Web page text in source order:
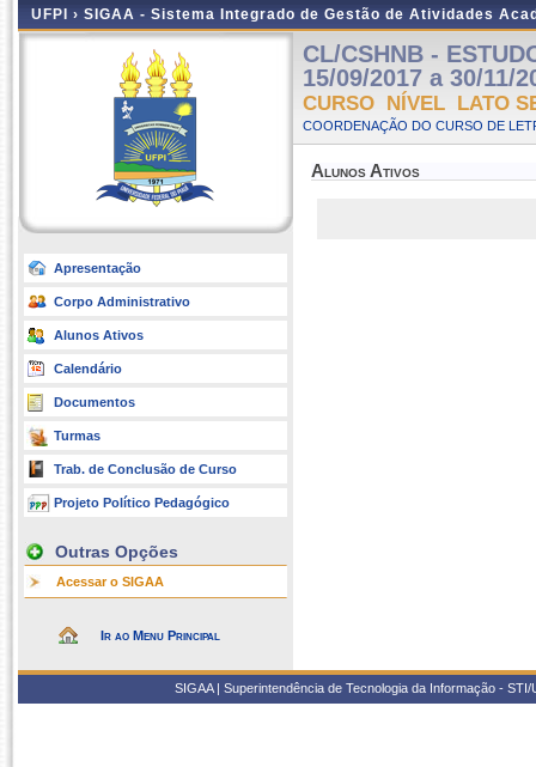
UFPI › SIGAA - Sistema Integrado de Gestão de Atividades
Apresentação
Corpo Administrativo
Alunos Ativos
Calendário
Documentos
Turmas
Trab. de Conclusão de Curso
Projeto Político Pedagógico
Outras Opções
Acessar o SIGAA
Ir ao Menu Principal
CL/CSHNB -
15/09/2017 a 30/11/
CURSO NÍVEL LATO
COORDENAÇÃO DO CURSO DE
Alunos Ativos
SIGAA | Superintendência de Tecnologia da Informação -